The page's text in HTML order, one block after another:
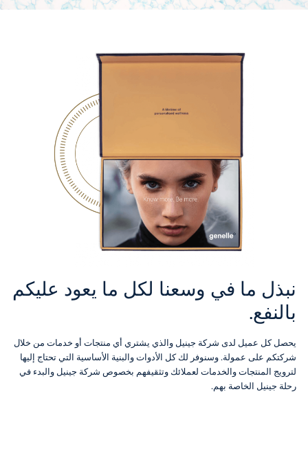
نبذل ما في وسعنا لكل ما يعود عليكم
بالنفع.
يحصل كل عميل لدى شركة جينيل والذي يشتري أي منتجات أو خدمات من خلال
شركتكم على عمولة. وسنوفر لك كل الأدوات والبنية الأساسية التي تحتاج إليها
لترويج المنتجات والخدمات لعملائك وتثقيفهم بخصوص شركة جينيل والبدء في
رحلة جينيل الخاصة بهم.